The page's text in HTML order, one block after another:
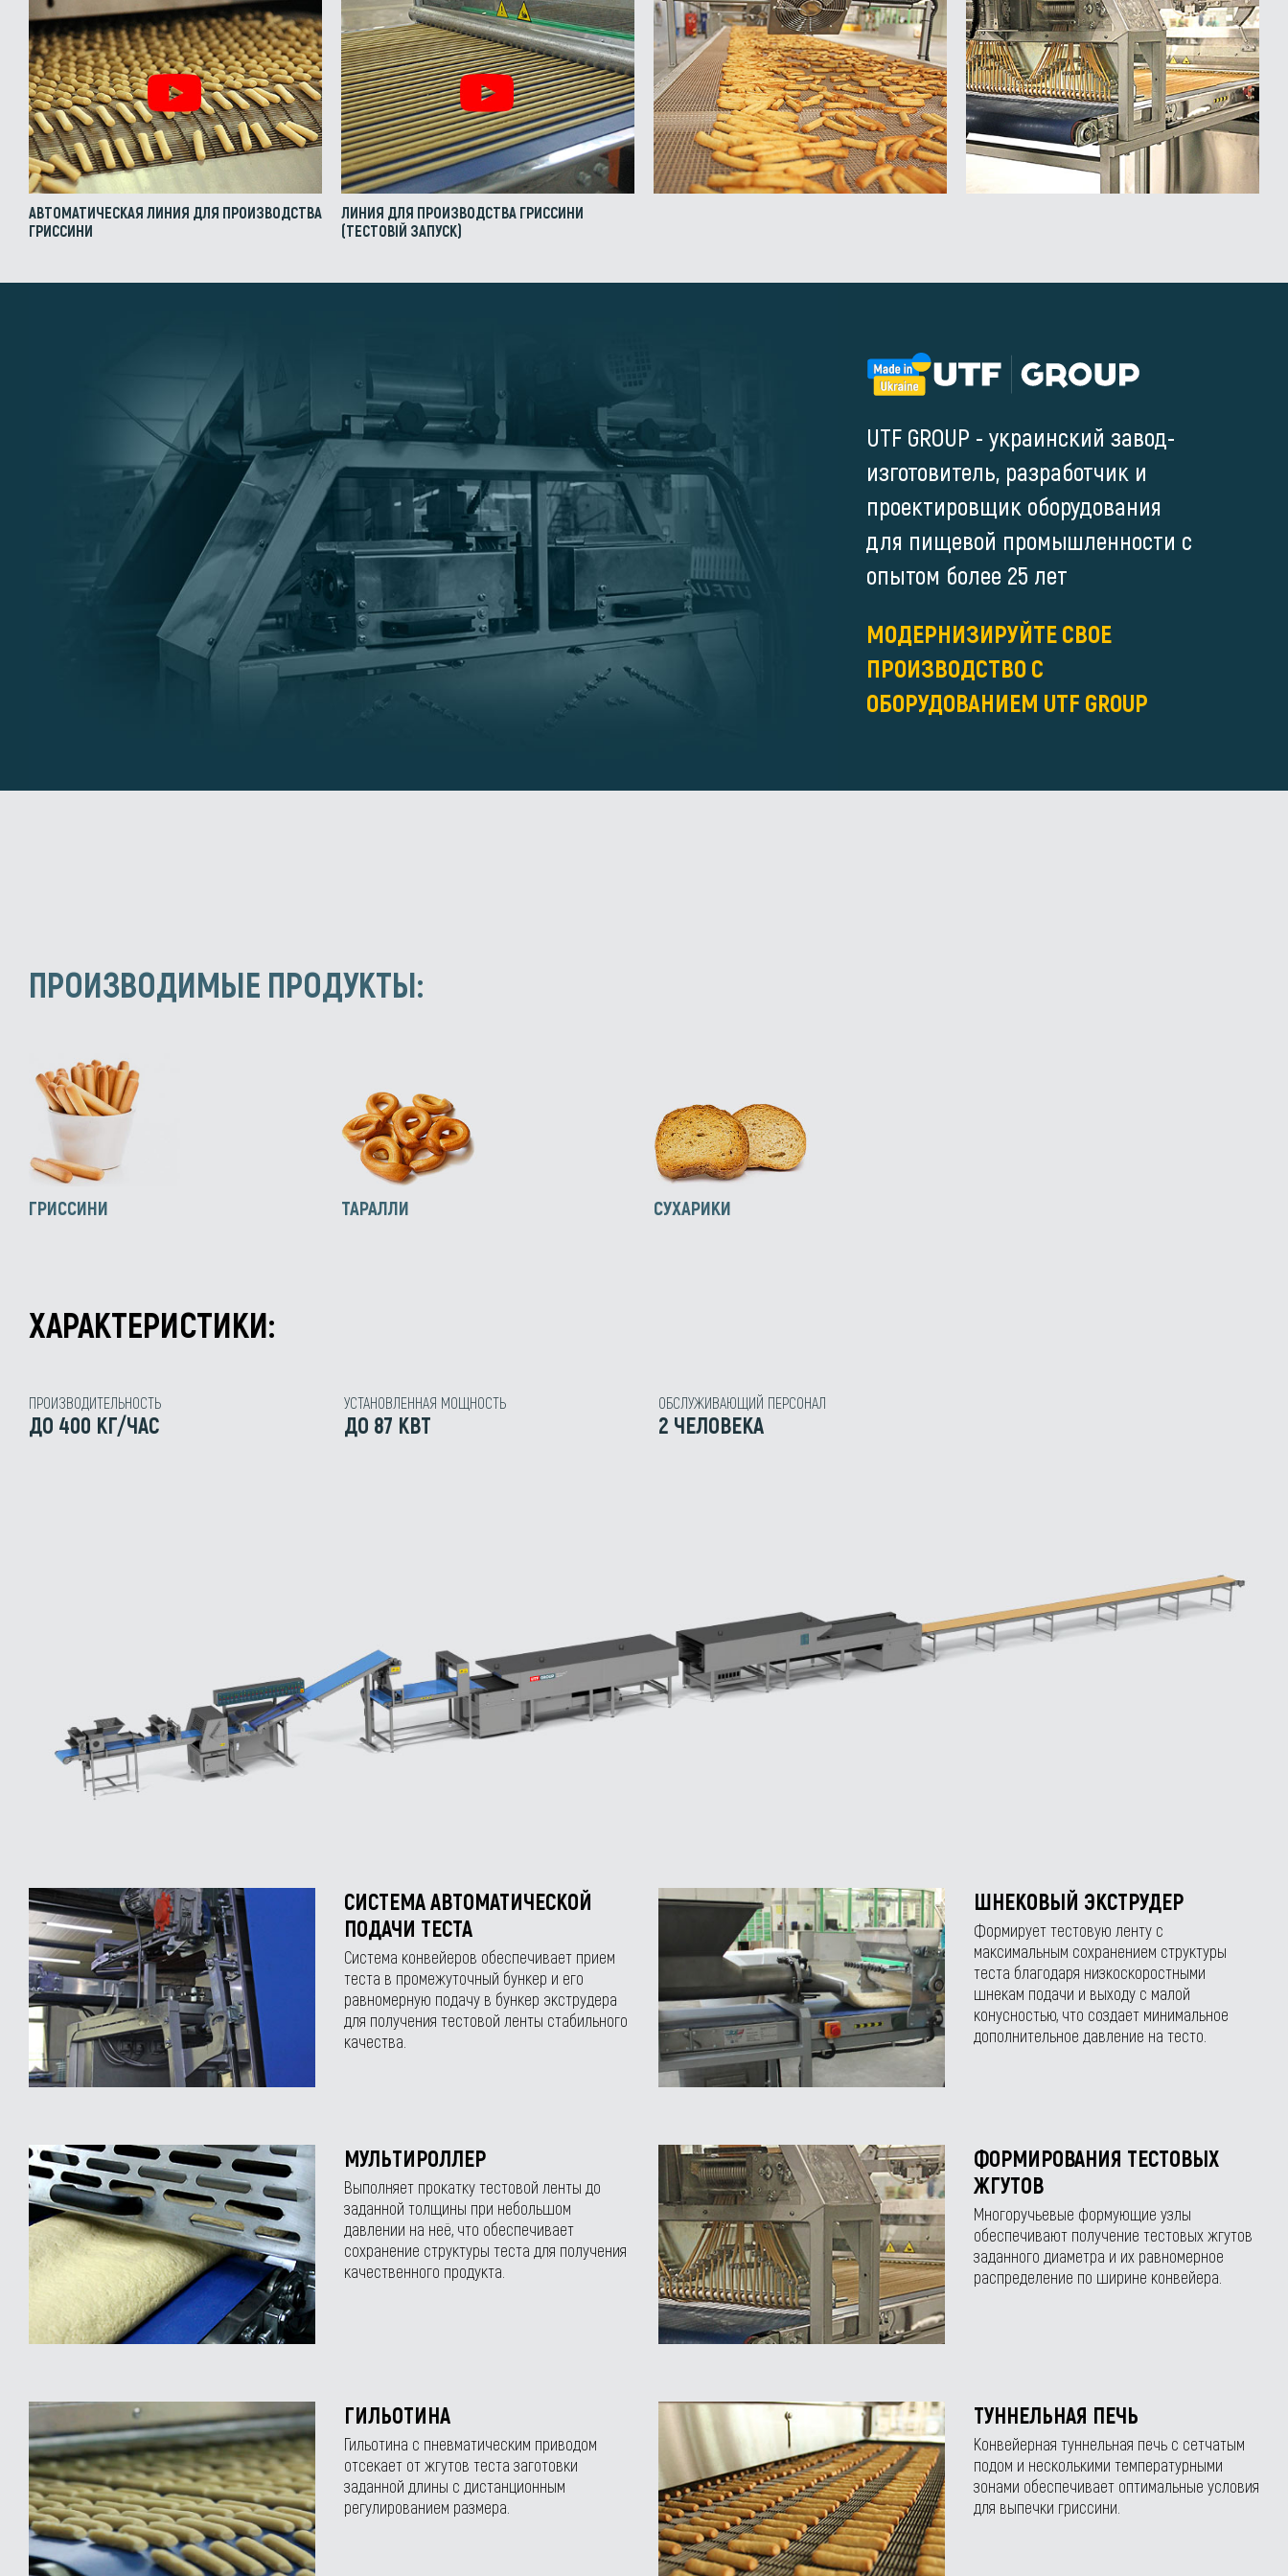
АВТОМАТИЧЕСКАЯ ЛИНИЯ ДЛЯ ПРОИЗВОДСТВА
ГРИССИНИ
ЛИНИЯ ДЛЯ ПРОИЗВОДСТВА ГРИССИНИ
(ТЕСТОВІЙ ЗАПУСК)
UTF GROUP - украинский завод-
изготовитель, разработчик и
проектировщик оборудования
для пищевой промышленности с
опытом более 25 лет
МОДЕРНИЗИРУЙТЕ СВОЕ
ПРОИЗВОДСТВО С
ОБОРУДОВАНИЕМ UTF GROUP
ПРОИЗВОДИМЫЕ ПРОДУКТЫ:
ГРИССИНИ ТАРАЛЛИ СУХАРИКИ
ХАРАКТЕРИСТИКИ:
ПРОИЗВОДИТЕЛЬНОСТЬ
ДО 400 КГ/ЧАС
УСТАНОВЛЕННАЯ МОЩНОСТЬ
ДО 87 КВТ
ОБСЛУЖИВАЮЩИЙ ПЕРСОНАЛ
2 ЧЕЛОВЕКА
СИСТЕМА АВТОМАТИЧЕСКОЙ
ПОДАЧИ ТЕСТА
Система конвейеров обеспечивает прием
теста в промежуточный бункер и его
равномерную подачу в бункер экструдера
для получения тестовой ленты стабильного
качества.
ШНЕКОВЫЙ ЭКСТРУДЕР
Формирует тестовую ленту с
максимальным сохранением структуры
теста благодаря низкоскоростными
шнекам подачи и выходу с малой
конусностью, что создает минимальное
дополнительное давление на тесто.
МУЛЬТИРОЛЛЕР
Выполняет прокатку тестовой ленты до
заданной толщины при небольшом
давлении на неё, что обеспечивает
сохранение структуры теста для получения
качественного продукта.
ФОРМИРОВАНИЯ ТЕСТОВЫХ
ЖГУТОВ
Многоручьевые формующие узлы
обеспечивают получение тестовых жгутов
заданного диаметра и их равномерное
распределение по ширине конвейера.
ГИЛЬОТИНА
Гильотина с пневматическим приводом
отсекает от жгутов теста заготовки
заданной длины с дистанционным
регулированием размера.
ТУННЕЛЬНАЯ ПЕЧЬ
Конвейерная туннельная печь с сетчатым
подом и несколькими температурными
зонами обеспечивает оптимальные условия
для выпечки гриссини.